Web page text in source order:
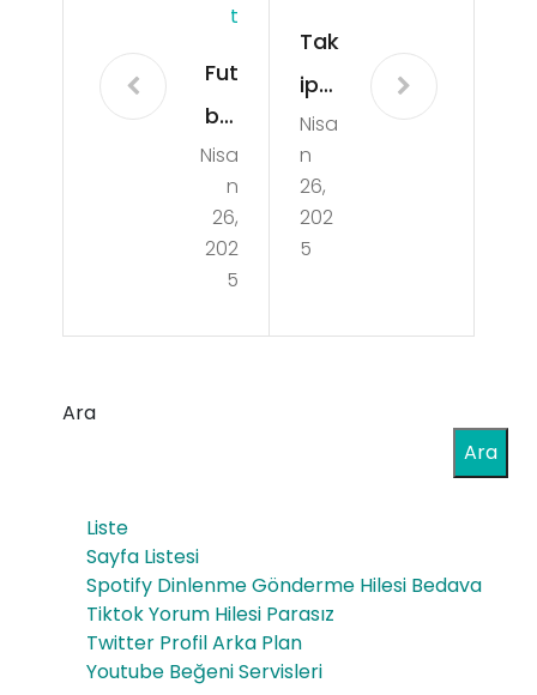
T
Fut
bol
un
En
Yük
sek
Oy
Nisa
n
26,
202
5
Tak
ipçi
Say
ısı
Artı
nca
ik
ar
Mı
Nisa
n
26,
202
5
Ara
Ara
Liste
Sayfa Listesi
Spotify Dinlenme Gönderme Hilesi Bedava
Tiktok Yorum Hilesi Parasız
Twitter Profil Arka Plan
Youtube Beğeni Servisleri